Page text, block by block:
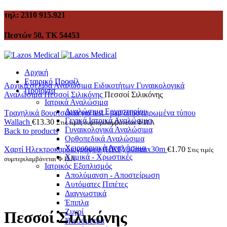
τηλ: 2310 915.921
Πεστών 50, ΤΚ 54453
Αρχική
Εταιρικό Προφίλ
Προϊόντα
Ιατρικά Αναλώσιμα
Αναλώσιμα Εργαστηρίου
Γενικά Ιατρικά Αναλώσιμα
Γυναικολογικά Αναλώσιμα
Ορθοπεδικά Αναλώσιμα
Χειρουργικά Αναλώσιμα
Χημικά - Χρωστικές
Ιατρικός Εξοπλισμός
Απολύμανση - Αποστείρωση
Αυτόματες Πιπέτες
Διαγνωστικά
Έπιπλα
Ζυγοί
Πιεσόμετρα
Αρχική σελίδαΑναλώσιμα Ειδικοτήτων Γυναικολογικά
ΑναλώσιμαΠεσσοί Σιλικόνης Πεσσοί Σιλικόνης
Τραχηλικά βουρτσάκια για test - pap αποστειρωμένα τύπου
Wallach €13.30 Στις τιμές συμπεριλαμβάνεται Φ.Π.Α
Back to products
Χαρτί Ηλεκτροκαρδιογράφου (ΗΚΓ) 50mmx30m €1.70 Στις τιμές
συμπεριλαμβάνεται Φ.Π.Α
Πεσσοί Σιλικόνης